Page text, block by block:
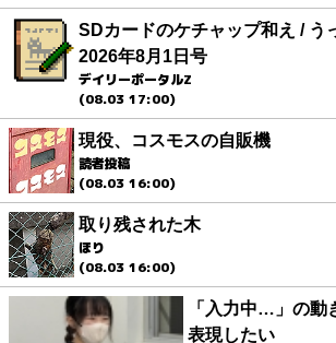
SDカードのケチャップ和え / う
2026年8月1日号
デイリーポータルZ
(08.03 17:00)
現役、コスモスの自販機
読者投稿
(08.03 16:00)
取り残された木
ほり
(08.03 16:00)
「入力中…」の動
表現したい